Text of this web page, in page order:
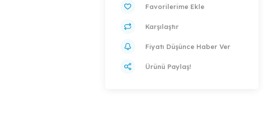
Karşılaştır
Fiyatı Düşünce Haber Ver
Ürünü Paylaş!